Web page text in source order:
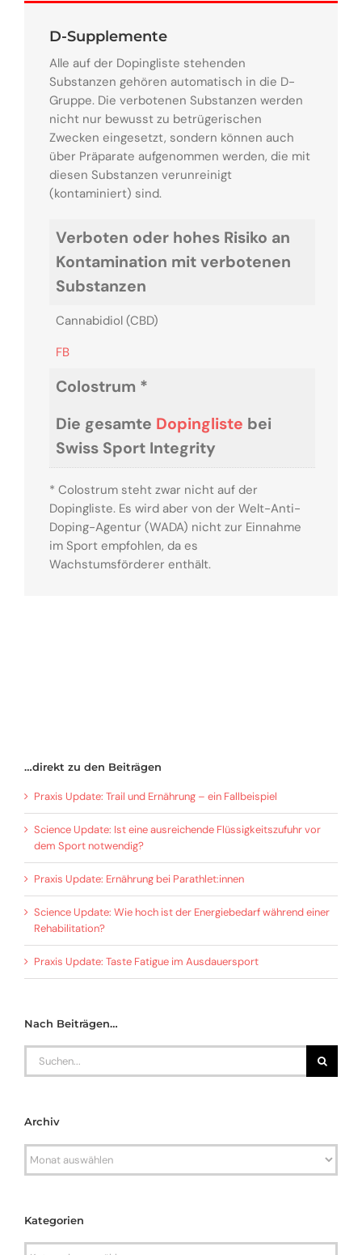
D-Supplemente
Alle auf der Dopingliste stehenden
Substanzen gehören automatisch in die D-
Gruppe. Die verbotenen Substanzen werden
nicht nur bewusst zu betrügerischen
Zwecken eingesetzt, sondern können auch
über Präparate aufgenommen werden, die mit
diesen Substanzen verunreinigt
(kontaminiert) sind.
Verboten oder hohes Risiko an
Kontamination mit verbotenen
Substanzen
Cannabidiol (CBD)
FB
Colostrum *
Die gesamte Dopingliste bei
Swiss Sport Integrity
* Colostrum steht zwar nicht auf der
Dopingliste. Es wird aber von der Welt-Anti-
Doping-Agentur (WADA) nicht zur Einnahme
im Sport empfohlen, da es
Wachstumsförderer enthält.
…direkt zu den Beiträgen
Praxis Update: Trail und Ernährung – ein Fallbeispiel
Science Update: Ist eine ausreichende Flüssigkeitszufuhr vor
dem Sport notwendig?
Praxis Update: Ernährung bei Parathlet:innen
Science Update: Wie hoch ist der Energiebedarf während einer
Rehabilitation?
Praxis Update: Taste Fatigue im Ausdauersport
Nach Beiträgen…
Search
Archiv
Archiv
Kategorien
Kategorien